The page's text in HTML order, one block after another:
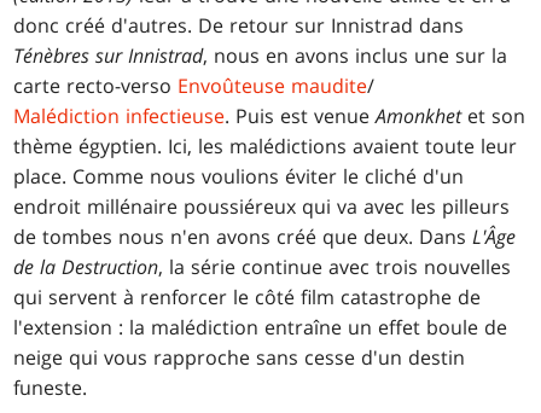
donc créé d'autres. De retour sur Innistrad dans
Ténèbres sur Innistrad, nous en avons inclus une sur la
carte recto-verso Envoûteuse maudite/
Malédiction infectieuse. Puis est venueAmonkhetet son
thème égyptien. Ici, les malédictions avaient toute leur
place. Comme nous voulions éviter le cliché d'un
endroit millénaire poussiéreux qui va avec les pilleurs
de tombes nous n'en avons créé que deux. DansL'Âge
de la Destruction, la série continue avec trois nouvelles
qui servent à renforcer le côté film catastrophe de
l'extension : la malédiction entraîne un effet boule de
neige qui vous rapproche sans cesse d'un destin
funeste.